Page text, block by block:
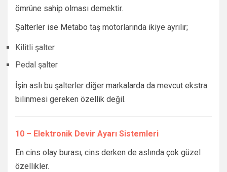
ömrüne sahip olması demektir.
Şalterler ise Metabo taş motorlarında ikiye ayrılır;
Kilitli şalter
Pedal şalter
İşin aslı bu şalterler diğer markalarda da mevcut ekstra
bilinmesi gereken özellik değil.
10 – Elektronik Devir Ayarı Sistemleri
En cins olay burası, cins derken de aslında çok güzel
özellikler.